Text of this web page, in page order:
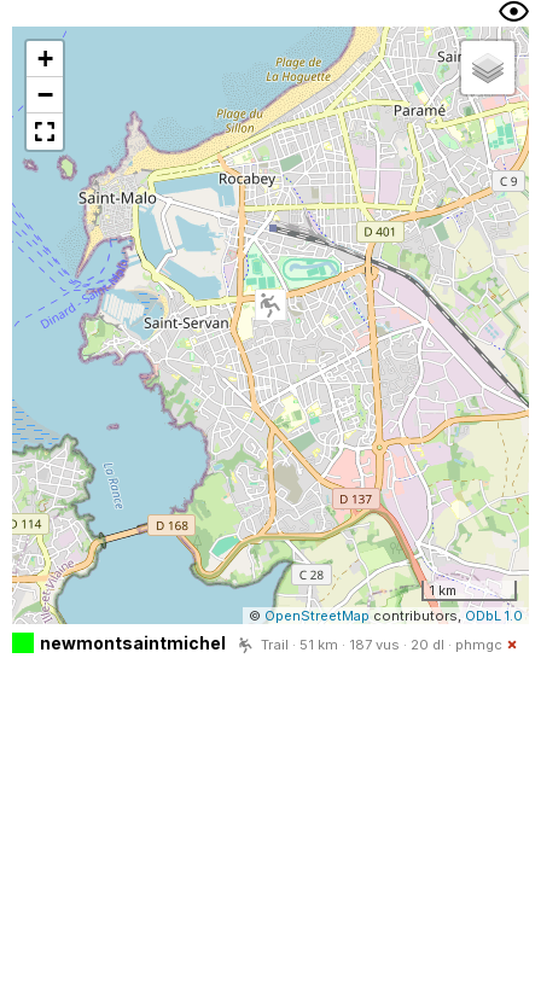
Horodatage Photos
+
−
1 km
© OpenStreetMapcontributors, ODbL 1.0
newmontsaintmichel Trail · 51 km · 187 vus · 20 dl · phmgc